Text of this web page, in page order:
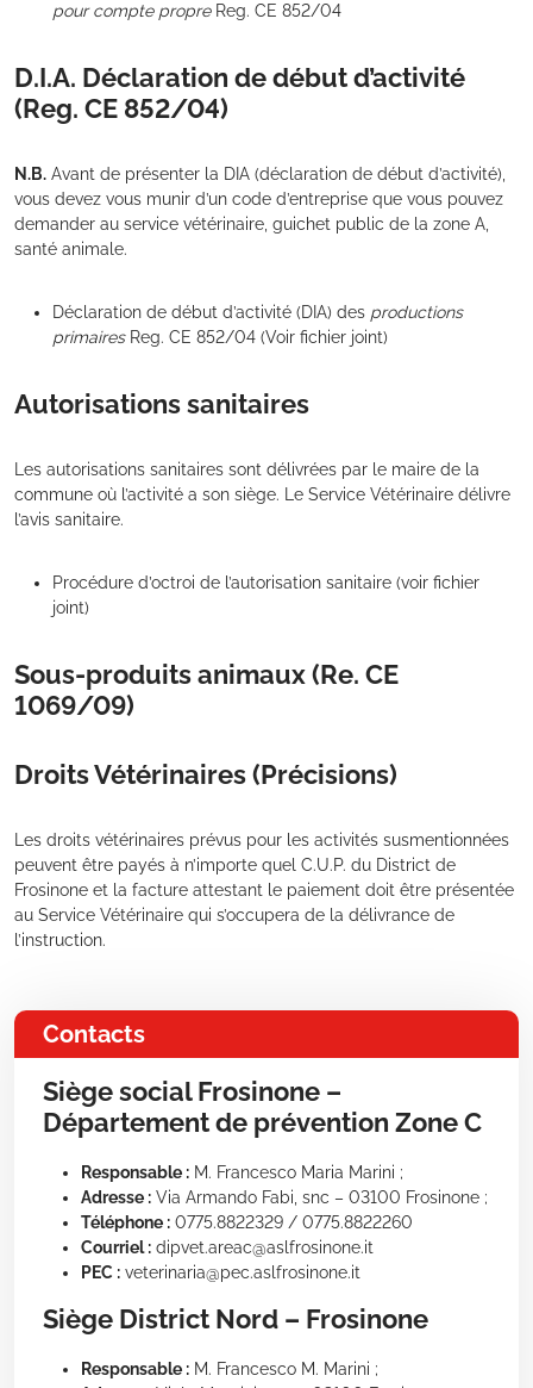
pour compte propreReg. CE 852/04
D.I.A. Déclaration de début d’activité
(Reg. CE 852/04)
N.B. Avant de présenter la DIA (déclaration de début d’activité),
vous devez vous munir d’un code d’entreprise que vous pouvez
demander au service vétérinaire, guichet public de la zone A,
santé animale.
Déclaration de début d’activité (DIA) des productions
primairesReg. CE 852/04 (Voir fichier joint)
Autorisations sanitaires
Les autorisations sanitaires sont délivrées par le maire de la
commune où l’activité a son siège. Le Service Vétérinaire délivre
l’avis sanitaire.
Procédure d’octroi de l’autorisation sanitaire (voir fichier
joint)
Sous-produits animaux (Re. CE
1069/09)
Droits Vétérinaires (Précisions)
Les droits vétérinaires prévus pour les activités susmentionnées
peuvent être payés à n’importe quel C.U.P. du District de
Frosinone et la facture attestant le paiement doit être présentée
au Service Vétérinaire qui s’occupera de la délivrance de
l’instruction.
Contacts
Siège social Frosinone –
Département de prévention Zone C
Responsable : M. Francesco Maria Marini ;
Adresse : Via Armando Fabi, snc – 03100 Frosinone ;
Téléphone : 0775.8822329 / 0775.8822260
Courriel : dipvet.areac@aslfrosinone.it
PEC : veterinaria@pec.aslfrosinone.it
Siège District Nord – Frosinone
Responsable : M. Francesco M. Marini ;